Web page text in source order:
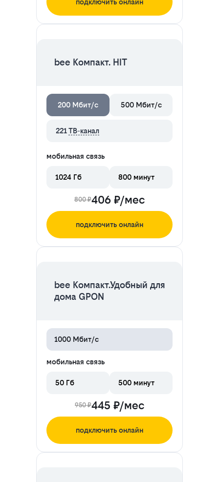
подключить онлайн
bee Компакт. HIT
200 Мбит/с 500 Мбит/с
221ТВ-канал
мобильная связь
1024 Гб 800 минут
800 ₽406 ₽/мес
подключить онлайн
bee Компакт.Удобный для
дома GPON
1000 Мбит/с
мобильная связь
50 Гб 500 минут
950 ₽445 ₽/мес
подключить онлайн